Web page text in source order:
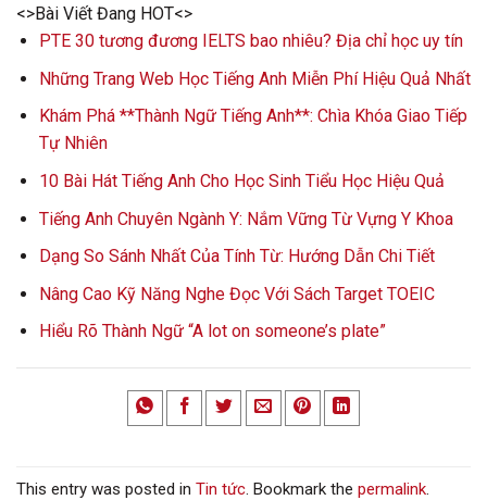
<>Bài Viết Đang HOT<>
PTE 30 tương đương IELTS bao nhiêu? Địa chỉ học uy tín
Những Trang Web Học Tiếng Anh Miễn Phí Hiệu Quả Nhất
Khám Phá **Thành Ngữ Tiếng Anh**: Chìa Khóa Giao Tiếp
Tự Nhiên
10 Bài Hát Tiếng Anh Cho Học Sinh Tiểu Học Hiệu Quả
Tiếng Anh Chuyên Ngành Y: Nắm Vững Từ Vựng Y Khoa
Dạng So Sánh Nhất Của Tính Từ: Hướng Dẫn Chi Tiết
Nâng Cao Kỹ Năng Nghe Đọc Với Sách Target TOEIC
Hiểu Rõ Thành Ngữ “A lot on someone’s plate”
This entry was posted in Tin tức. Bookmark the permalink.